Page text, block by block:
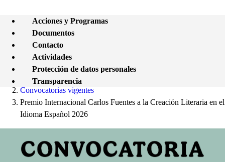
Acciones y Programas
Documentos
Contacto
Actividades
Protección de datos personales
Transparencia
Convocatorias vigentes
Premio Internacional Carlos Fuentes a la Creación Literaria en el
Idioma Español 2026